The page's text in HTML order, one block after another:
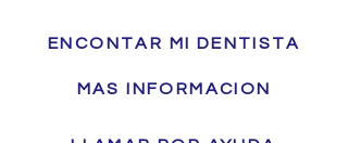
ENCONTAR MI DENTISTA
MAS INFORMACION